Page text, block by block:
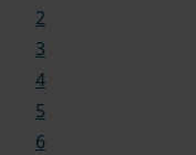
2
3
4
5
6